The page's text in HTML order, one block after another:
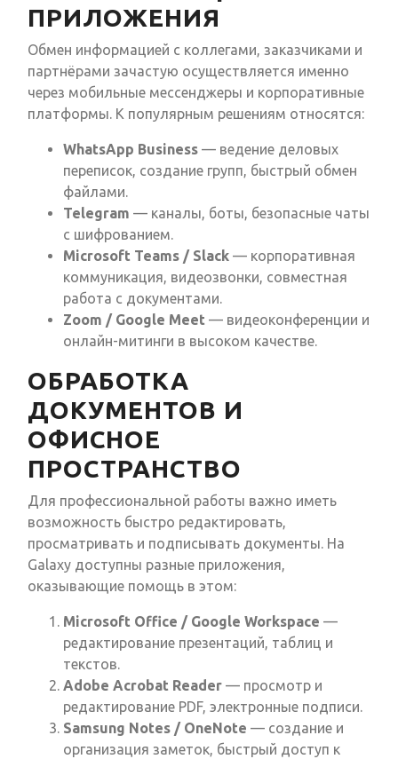
ПРИЛОЖЕНИЯ
Обмен информацией с коллегами, заказчиками и
партнёрами зачастую осуществляется именно
через мобильные мессенджеры и корпоративные
платформы. К популярным решениям относятся:
WhatsApp Business — ведение деловых
переписок, создание групп, быстрый обмен
файлами.
Telegram — каналы, боты, безопасные чаты
с шифрованием.
Microsoft Teams / Slack — корпоративная
коммуникация, видеозвонки, совместная
работа с документами.
Zoom / Google Meet — видеоконференции и
онлайн-митинги в высоком качестве.
ОБРАБОТКА
ДОКУМЕНТОВ И
ОФИСНОЕ
ПРОСТРАНСТВО
Для профессиональной работы важно иметь
возможность быстро редактировать,
просматривать и подписывать документы. На
Galaxy доступны разные приложения,
оказывающие помощь в этом:
Microsoft Office / Google Workspace —
редактирование презентаций, таблиц и
текстов.
Adobe Acrobat Reader — просмотр и
редактирование PDF, электронные подписи.
Samsung Notes / OneNote — создание и
организация заметок, быстрый доступ к